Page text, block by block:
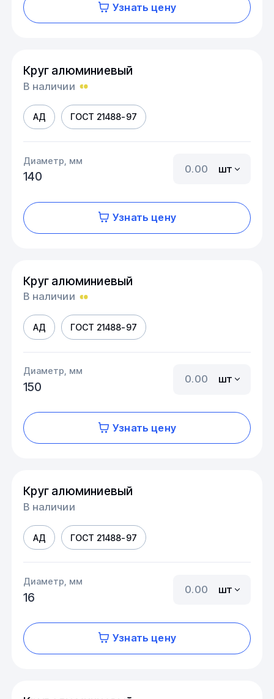
Узнать цену
Круг алюминиевый
В наличии
АД ГОСТ 21488-97
Диаметр, мм
140
шт
Узнать цену
Круг алюминиевый
В наличии
АД ГОСТ 21488-97
Диаметр, мм
150
шт
Узнать цену
Круг алюминиевый
В наличии
АД ГОСТ 21488-97
Диаметр, мм
16
шт
Узнать цену